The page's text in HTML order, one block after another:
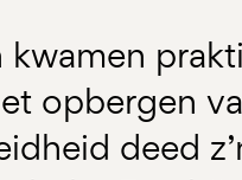
kwamen
opbergen
deed